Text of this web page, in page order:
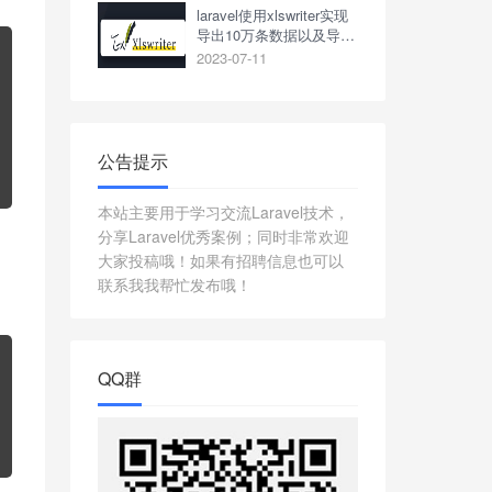
laravel使用xlswriter实现
导出10万条数据以及导出
成功发送邮件
2023-07-11
公告提示
本站主要用于学习交流Laravel技术，
分享Laravel优秀案例；同时非常欢迎
大家投稿哦！如果有招聘信息也可以
联系我我帮忙发布哦！
QQ群